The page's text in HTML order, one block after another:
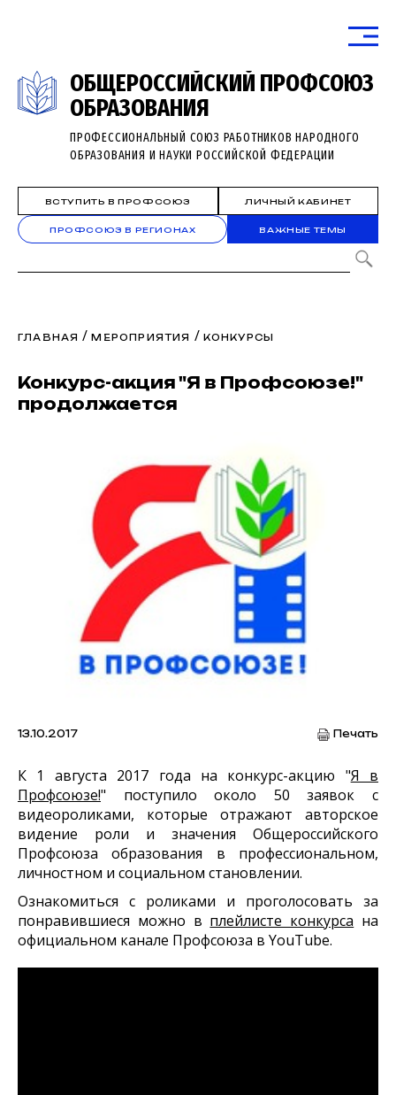
ОБЩЕРОССИЙСКИЙ ПРОФСОЮЗ
ОБРАЗОВАНИЯ
ПРОФЕССИОНАЛЬНЫЙ СОЮЗ РАБОТНИКОВ НАРОДНОГО
ОБРАЗОВАНИЯ И НАУКИ РОССИЙСКОЙ ФЕДЕРАЦИИ
ВСТУПИТЬ В ПРОФСОЮЗ ЛИЧНЫЙ КАБИНЕТ
ПРОФСОЮЗ В РЕГИОНАХ ВАЖНЫЕ ТЕМЫ
ГЛАВНАЯ /МЕРОПРИЯТИЯ / КОНКУРСЫ
Конкурс-акция "Я в Профсоюзе!"
продолжается
13.10.2017 Печать
К 1 августа 2017 года на конкурс-акцию "Я в
Профсоюзе!" поступило около 50 заявок с
видеороликами, которые отражают авторское
видение роли и значения Общероссийского
Профсоюза образования в профессиональном,
личностном и социальном становлении.
Ознакомиться с роликами и проголосовать за
понравившиеся можно в плейлисте конкурса на
официальном канале Профсоюза в YouTube.